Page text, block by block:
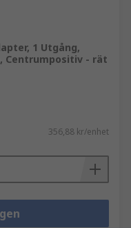
1 Utgång,
Centrumpositiv - rät
356,88 kr/enhet